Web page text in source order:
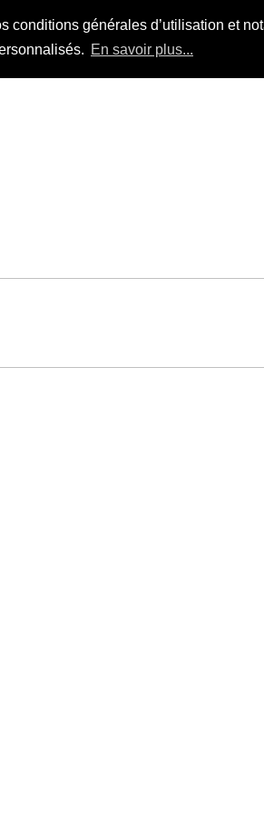
générales d’utilisation et
En savoir plus...